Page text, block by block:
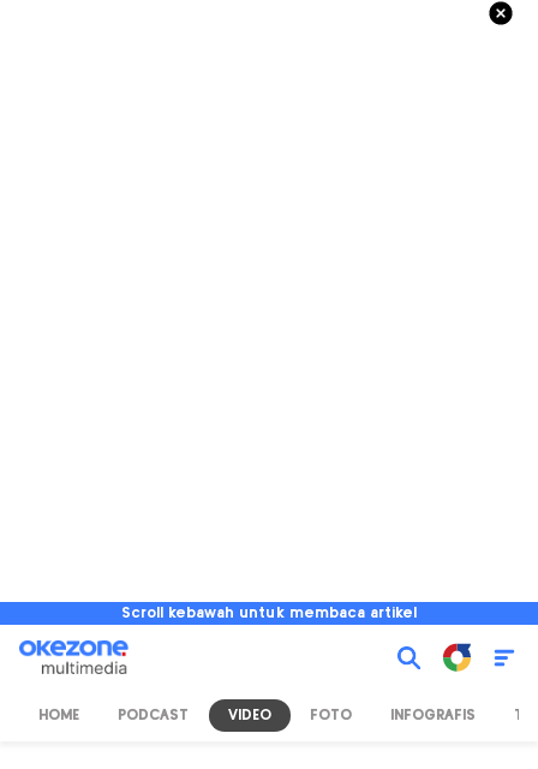
Scroll kebawah untuk membaca artikel
HOME PODCAST VIDEO FOTO INFOGRAFIS TV